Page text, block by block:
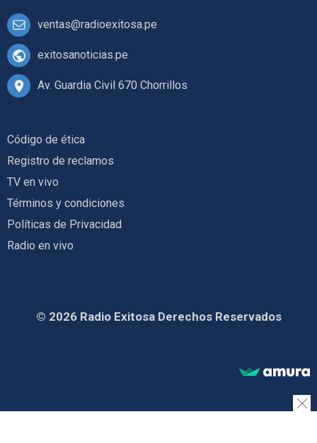
ventas@radioexitosa.pe
exitosanoticias.pe
Av. Guardia Civil 670 Chorrillos
Código de ética
Registro de reclamos
TV en vivo
Términos y condiciones
Políticas de Privacidad
Radio en vivo
© 2026 Radio Exitosa Derechos Reservados